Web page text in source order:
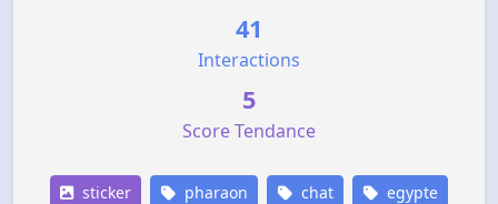
41
Interactions
5
Score Tendance
sticker pharaon chat egypte